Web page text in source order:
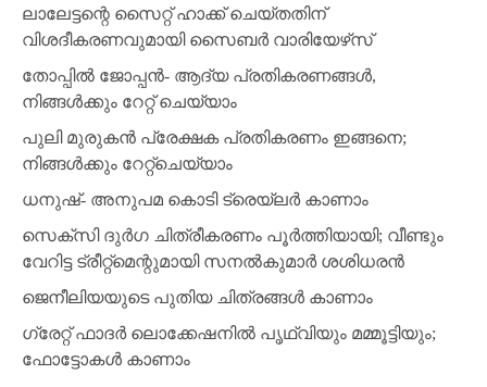
ലാലേട്ടന്റെ സൈറ്റ് ഹാക്ക് ചെയ്തതിന്
വിശദീകരണവുമായി സൈബര്‍ വാരിയേഴ്‌സ്
തോപ്പില്‍ ജോപ്പന്‍- ആദ്യ പ്രതികരണങ്ങള്‍,
നിങ്ങള്‍ക്കും റേറ്റ് ചെയ്യാം
പുലി മുരുകന്‍ പ്രേക്ഷക പ്രതികരണം ഇങ്ങനെ;
നിങ്ങള്‍ക്കും റേറ്റ്‌ചെയ്യാം
ധനുഷ്- അനുപമ കൊടി ട്രെയ്‌ലര്‍ കാണാം
സെക്‌സി ദുര്‍ഗ ചിത്രീകരണം പൂര്‍ത്തിയായി; വീണ്ടും
വേറിട്ട ട്രീറ്റ്‌മെന്റുമായി സനല്‍കുമാര്‍ ശശിധരന്‍
ജെനീലിയയുടെ പുതിയ ചിത്രങ്ങള്‍ കാണാം
ഗ്രേറ്റ് ഫാദര്‍ ലൊക്കേഷനില്‍ പൃഥ്വിയും മമ്മൂട്ടിയും;
ഫോട്ടോകള്‍ കാണാം